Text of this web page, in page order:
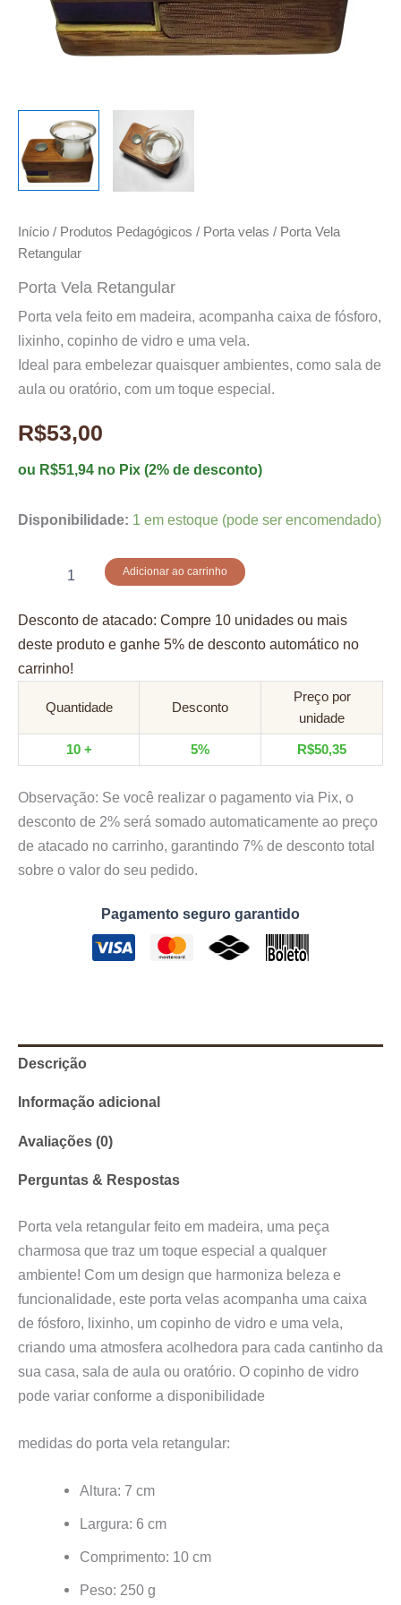
Início / Produtos Pedagógicos / Porta velas / Porta Vela
Retangular
Porta Vela Retangular
Porta vela feito em madeira, acompanha caixa de fósforo,
lixinho, copinho de vidro e uma vela.
Ideal para embelezar quaisquer ambientes, como sala de
aula ou oratório, com um toque especial.
R$53,00
ou R$51,94 no Pix (2% de desconto)
Disponibilidade: 1 em estoque (pode ser encomendado)
quantidade
Adicionar ao carrinho
Desconto de atacado: Compre 10 unidades ou mais
deste produto e ganhe 5% de desconto automático no
carrinho!
Quantidade Desconto
Preço por
unidade
10 + 5% R$50,35
Observação: Se você realizar o pagamento via Pix, o
desconto de 2% será somado automaticamente ao preço
de atacado no carrinho, garantindo 7% de desconto total
sobre o valor do seu pedido.
Pagamento seguro garantido
Descrição
Informação adicional
Avaliações (0)
Perguntas & Respostas
Porta vela retangular feito em madeira, uma peça
charmosa que traz um toque especial a qualquer
ambiente! Com um design que harmoniza beleza e
funcionalidade, este porta velas acompanha uma caixa
de fósforo, lixinho, um copinho de vidro e uma vela,
criando uma atmosfera acolhedora para cada cantinho da
sua casa, sala de aula ou oratório. O copinho de vidro
pode variar conforme a disponibilidade
medidas do porta vela retangular:
Altura: 7 cm
Largura: 6 cm
Comprimento: 10 cm
Peso: 250 g